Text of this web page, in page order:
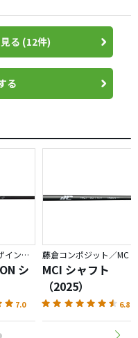
ングエラーを補正して
その場での試打だけで
す(笑)
すし、その他のスペッ
たのですがカラー選択
る (12件)
る
グラファイトデザイン／TOUR AD
シ
7.0
藤倉コンポジット／MC
MCI シャフト
（2025）
6.8